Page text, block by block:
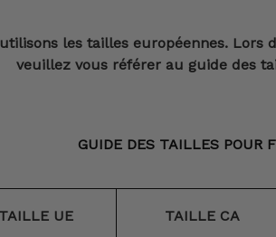
les tailles européennes. Lors
veuillez vous référer au guide des
GUIDE DES TAILLES POUR
TAILLE UE TAILLE CA